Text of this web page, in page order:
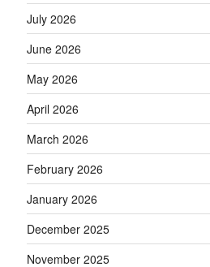
July 2026
June 2026
May 2026
April 2026
March 2026
February 2026
January 2026
December 2025
November 2025